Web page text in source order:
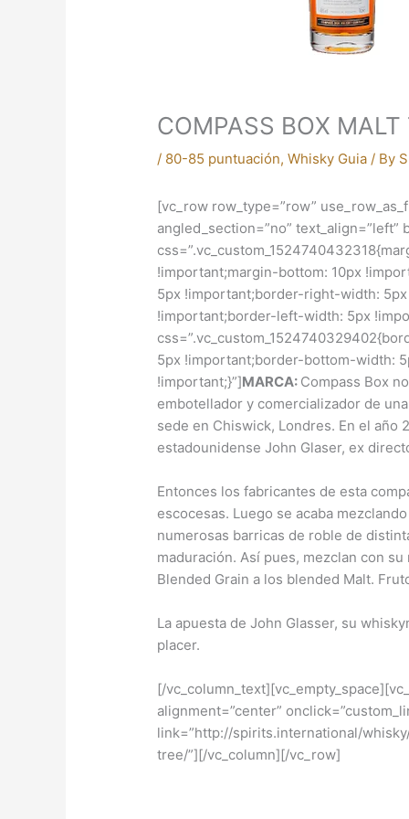
COMPASS BOX MALT
/ 80-85 puntuación,Whisky Guia / By
[vc_row row_type=”row”
angled_section=”no”
!important;margin-bottom: 10px
5px !important;border-right-width:
!important;border-left-width: 5px
5px !important;border-bottom-width:
!important;}”]MARCA: Compass Box
embotellador y comercializador de
sede en Chiswick, Londres. En el año
estadounidense John Glaser, ex
Entonces los fabricantes de esta
escocesas. Luego se acaba
numerosas barricas de roble de
maduración. Así pues, mezclan con
Blended Grain a los blended Malt.
La apuesta de John Glasser, su
placer.
[/
alignment=”center”
link=”http://spirits.international/
tree/”][/vc_column][/vc_row]